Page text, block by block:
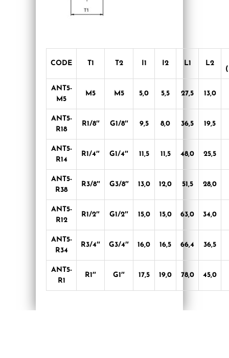
CODE T1 T2 I1 I2 L1 L2
ANT5-
M5
M5 M5 5,0 5,5 27,5 13,0
ANT5-
R18
R1/8″ G1/8″ 9,5 8,0 36,5 19,5
ANT5-
R14
R1/4″ G1/4″ 11,5 11,5 48,0 25,5
ANT5-
R38
R3/8″ G3/8″ 13,0 12,0 51,5 28,0
ANT5-
R12
R1/2″ G1/2″ 15,0 15,0 63,0 34,0
ANT5-
R34
R3/4″ G3/4″ 16,0 16,5 66,4 36,5
ANT5-
R1
R1″ G1″ 17,5 19,0 78,0 45,0